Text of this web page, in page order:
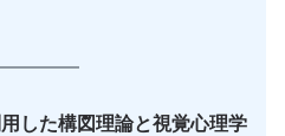
した構図理論と視覚心理学